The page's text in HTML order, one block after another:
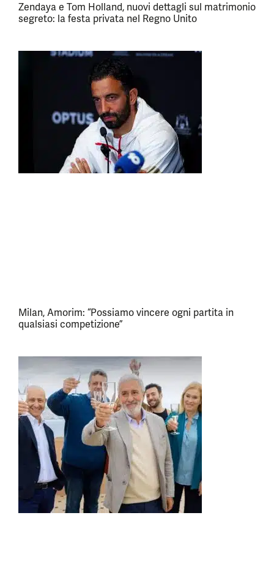
Zendaya e Tom Holland, nuovi dettagli sul matrimonio
segreto: la festa privata nel Regno Unito
Milan, Amorim: “Possiamo vincere ogni partita in
qualsiasi competizione”